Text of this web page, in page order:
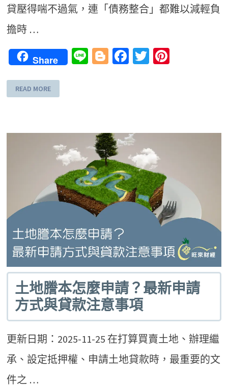
貸壓得喘不過氣，連「債務整合」都難以減輕負
擔時 …
Share LineBlogger
Facebook
Twitter
READ MORE
土地謄本怎麼申請？最新申請
方式與貸款注意事項
更新日期：2025-11-25 在打算買賣土地、辦理繼
承、設定抵押權、申請土地貸款時，最重要的文
件之 …